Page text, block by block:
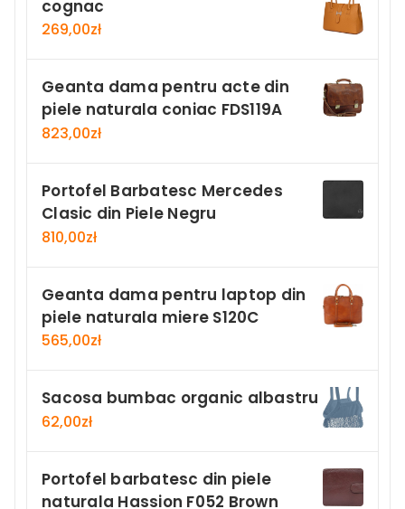
cognac
269,00zł
Geanta dama pentru acte din
piele naturala coniac FDS119A
823,00zł
Portofel Barbatesc Mercedes
Clasic din Piele Negru
810,00zł
Geanta dama pentru laptop din
piele naturala miere S120C
565,00zł
Sacosa bumbac organic albastru
62,00zł
Portofel barbatesc din piele
naturala Hassion F052 Brown